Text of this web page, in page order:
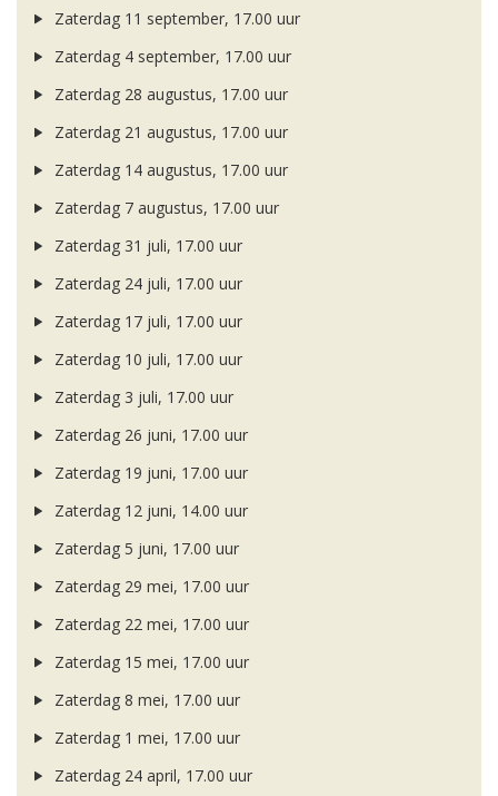
Zaterdag 11 september, 17.00 uur
Zaterdag 4 september, 17.00 uur
Zaterdag 28 augustus, 17.00 uur
Zaterdag 21 augustus, 17.00 uur
Zaterdag 14 augustus, 17.00 uur
Zaterdag 7 augustus, 17.00 uur
Zaterdag 31 juli, 17.00 uur
Zaterdag 24 juli, 17.00 uur
Zaterdag 17 juli, 17.00 uur
Zaterdag 10 juli, 17.00 uur
Zaterdag 3 juli, 17.00 uur
Zaterdag 26 juni, 17.00 uur
Zaterdag 19 juni, 17.00 uur
Zaterdag 12 juni, 14.00 uur
Zaterdag 5 juni, 17.00 uur
Zaterdag 29 mei, 17.00 uur
Zaterdag 22 mei, 17.00 uur
Zaterdag 15 mei, 17.00 uur
Zaterdag 8 mei, 17.00 uur
Zaterdag 1 mei, 17.00 uur
Zaterdag 24 april, 17.00 uur